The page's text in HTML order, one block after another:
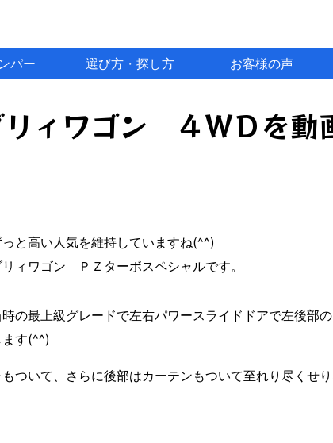
パー 選び方・探し方 お客様の声
ィワゴン ４ＷＤを動
と高い人気を維持していますね(^^)
ィワゴン ＰＺターボスペシャルです。
の最上級グレードで左右パワースライドドアで左後部
す(^^)
ついて、さらに後部はカーテンもついて至れり尽くせ